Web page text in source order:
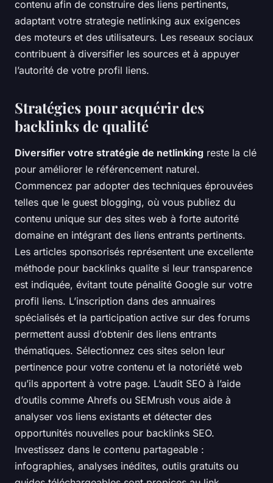
contenu afin de construire des liens pertinents,
adaptant votre strategie netlinking aux exigences
des moteurs et des utilisateurs. Les reseaux sociaux
contribuent à diversifier les sources et à appuyer
l’autorité de votre profil liens.
Stratégies pour acquérir des
backlinks de qualité
Diversifier votre stratégie de netlinking reste la clé
pour améliorer le référencement naturel.
Commencez par adopter des techniques éprouvées
telles que le guest blogging, où vous publiez du
contenu unique sur des sites web à forte autorité
domaine en intégrant des liens entrants pertinents.
Les articles sponsorisés représentent une excellente
méthode pour backlinks qualite si leur transparence
est indiquée, évitant toute pénalité Google sur votre
profil liens. L’inscription dans des annuaires
spécialisés et la participation active sur des forums
permettent aussi d’obtenir des liens entrants
thématiques. Sélectionnez ces sites selon leur
pertinence pour votre contenu et la notoriété web
qu’ils apportent à votre page. L’audit SEO à l’aide
d’outils comme Ahrefs ou SEMrush vous aide à
analyser vos liens existants et détecter des
opportunités nouvelles pour backlinks SEO.
Investissez dans le contenu partageable :
infographies, analyses inédites, outils gratuits ou